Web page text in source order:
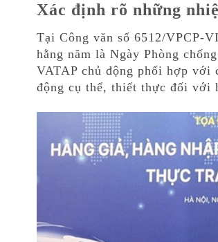
Xác định rõ những
Tại Công văn số 6512/VPCP-
hằng năm là Ngày Phòng
VATAP chủ động phối hợp với
động cụ thể, thiết thực đối với